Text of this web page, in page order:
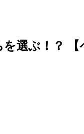
を選ぶ！？